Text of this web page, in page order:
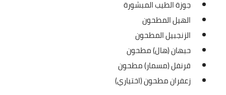
جوزة الطيب المبشورة
الهيل المطحون
الزنجبيل المطحون
حبهان (هال) مطحون
قرنفل (مسمار) مطحون
زعفران مطحون (اختياري)